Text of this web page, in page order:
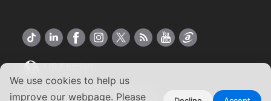
We use cookies to help us
improve our webpage. Please
US English
Copyright ©2026 ASUSTOR Inc.